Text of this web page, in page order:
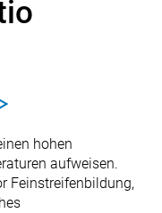
hohen
aufweisen.
Feinstreifenbildung,